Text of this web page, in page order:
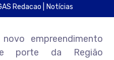
Redacao Notícias
empreendimento
porte da Região